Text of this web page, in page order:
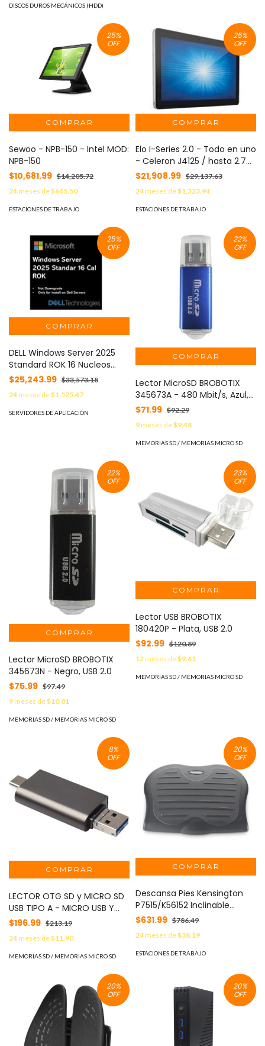
DISCOS DUROS MECÁNICOS (HDD)
25%
OFF
Sewoo - NPB-150 - Intel MOD:
NPB-150
$10,681.99 $14,205.72
24meses de$645.50
ESTACIONES DE TRABAJO
25%
OFF
Elo I-Series 2.0 - Todo en uno
- Celeron J4125 / hasta 2.7
GHz MOD: E135925
$21,908.99 $29,137.63
24meses de$1,323.94
ESTACIONES DE TRABAJO
25%
OFF
DELL Windows Server 2025
Standard ROK 16 Nucleos
MOD: 3000200852126.1
$25,243.99 $33,573.18
24meses de$1,525.47
SERVIDORES DE APLICACIÓN
22%
OFF
Lector MicroSD BROBOTIX
345673A - 480 Mbit/s, Azul,
USB 2.0
$71.99 $92.29
9meses de$9.48
MEMORIAS SD / MEMORIAS MICRO SD
22%
OFF
Lector MicroSD BROBOTIX
345673N - Negro, USB 2.0
$75.99 $97.49
9meses de$10.01
MEMORIAS SD / MEMORIAS MICRO SD
23%
OFF
Lector USB BROBOTIX
180420P - Plata, USB 2.0
$92.99 $120.89
12meses de$9.61
MEMORIAS SD / MEMORIAS MICRO SD
8%
OFF
LECTOR OTG SD y MICRO SD
USB TIPO A - MICRO USB Y
TIPO C 6006085 BROBOTIX
$196.99 $213.19
24meses de$11.90
MEMORIAS SD / MEMORIAS MICRO SD
20%
OFF
Descansa Pies Kensington
P7515/K56152 Inclinable
Antideslizante -
$631.99 $786.49
24meses de$38.19
ESTACIONES DE TRABAJO
20%
OFF
20%
OFF